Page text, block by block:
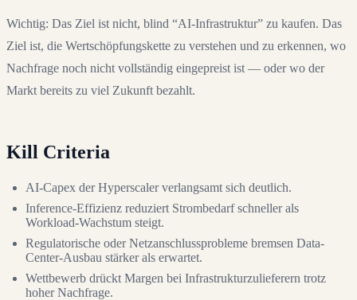
Wichtig: Das Ziel ist nicht, blind “AI-Infrastruktur” zu kaufen. Das
Ziel ist, die Wertschöpfungskette zu verstehen und zu erkennen, wo
Nachfrage noch nicht vollständig eingepreist ist — oder wo der
Markt bereits zu viel Zukunft bezahlt.
Kill Criteria
AI-Capex der Hyperscaler verlangsamt sich deutlich.
Inference-Effizienz reduziert Strombedarf schneller als
Workload-Wachstum steigt.
Regulatorische oder Netzanschlussprobleme bremsen Data-
Center-Ausbau stärker als erwartet.
Wettbewerb drückt Margen bei Infrastrukturzulieferern trotz
hoher Nachfrage.